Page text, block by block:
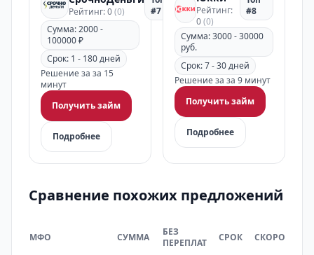
Рейтинг: 0(0)
#7
Сумма: 2000 -
100000 ₽
Срок: 1 - 180 дней
Решение за за 15
минут
Получить займ
Подробнее
Рейтинг:
0(0)
#8
Сумма: 3000 - 30000
руб.
Срок: 7 - 30 дней
Решение за за 9 минут
Получить займ
Подробнее
Сравнение похожих предложений
МФО СУММА
БЕЗ
ПЕРЕПЛАТ
СРОК СКОРОСТЬ